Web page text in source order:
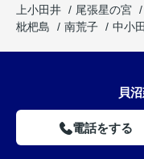
上小田井
尾張星の宮
枇杷島
南荒子 中小
貝
電話をする